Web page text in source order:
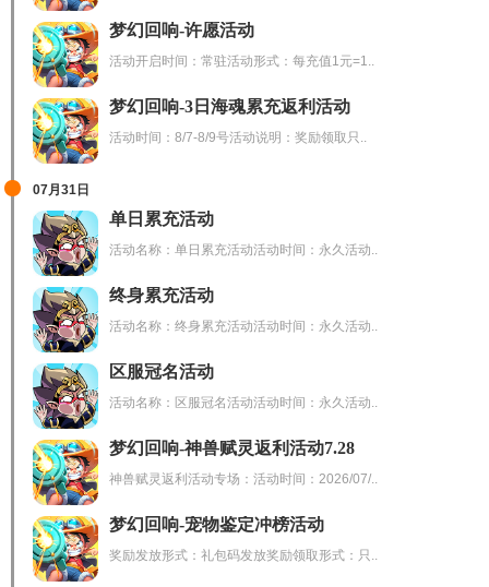
梦幻回响-许愿活动
活动开启时间：常驻活动形式：每充值1元=1..
梦幻回响-3日海魂累充返利活动
活动时间：8/7-8/9号活动说明：奖励领取只..
07月31日
单日累充活动
活动名称：单日累充活动活动时间：永久活动..
终身累充活动
活动名称：终身累充活动活动时间：永久活动..
区服冠名活动
活动名称：区服冠名活动活动时间：永久活动..
梦幻回响-神兽赋灵返利活动7.28
神兽赋灵返利活动专场：活动时间：2026/07/..
梦幻回响-宠物鉴定冲榜活动
奖励发放形式：礼包码发放奖励领取形式：只..